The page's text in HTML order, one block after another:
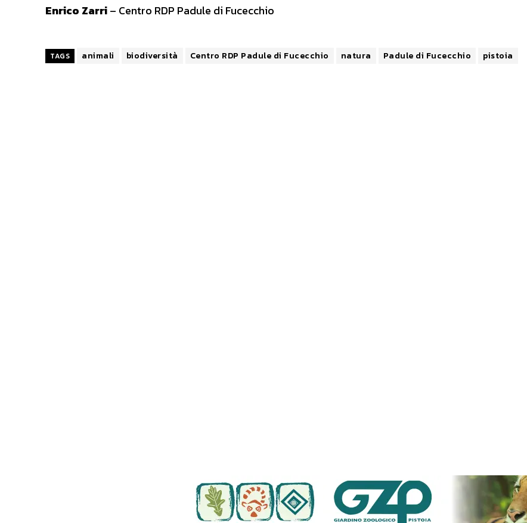
Enrico Zarri– Centro RDP Padule di Fucecchio
TAGS animali biodiversità Centro RDP Padule di Fucecchio natura Padule di Fucecchio pistoia